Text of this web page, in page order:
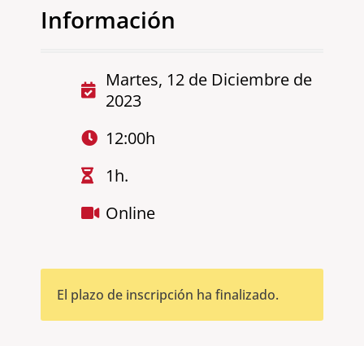
Información
Martes, 12 de Diciembre de
2023
12:00h
1h.
Online
El plazo de inscripción ha finalizado.